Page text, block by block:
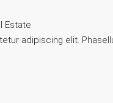
Estate
adipiscing elit.